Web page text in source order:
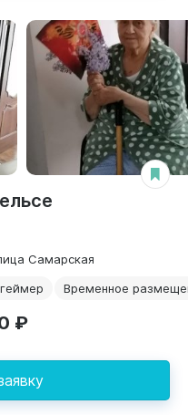
Самарская
Временное
₽